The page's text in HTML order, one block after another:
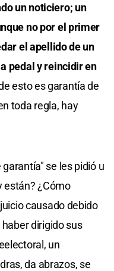
un noticiero; un
no por el primer
el apellido de un
pedal y reincidir en
esto es garantía de
toda regla, hay
se les pidió u
están? ¿Cómo
causado debido
dirigido sus
un
da abrazos, se